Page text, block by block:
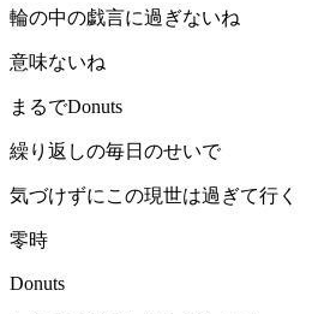
輪の中の戯言に過ぎないね
意味ないね
まるでDonuts
繰り返しの毎日のせいで
気づけずにこの現世は過ぎて行く
零時
Donuts